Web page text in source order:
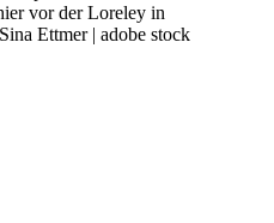
vor der Loreley in
Ettmer | adobe stock